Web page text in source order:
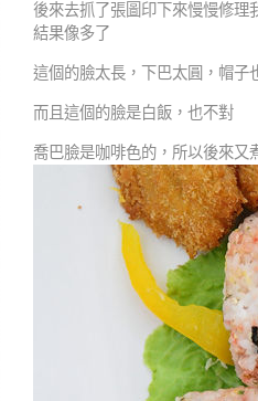
後來去抓了張圖印下來慢慢修理
結果像多了
這個的臉太長，下巴太圓，帽子
而且這個的臉是白飯，也不對
喬巴臉是咖啡色的，所以後來又